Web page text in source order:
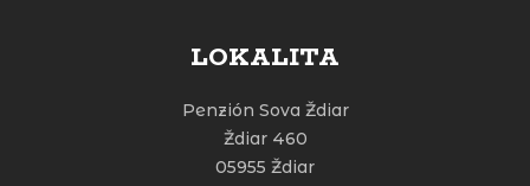
LOKALITA
Penzión Sova Ždiar
Ždiar 460
05955 Ždiar